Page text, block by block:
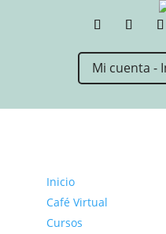
Mi cuenta -
Inicio
Café Virtual
Cursos